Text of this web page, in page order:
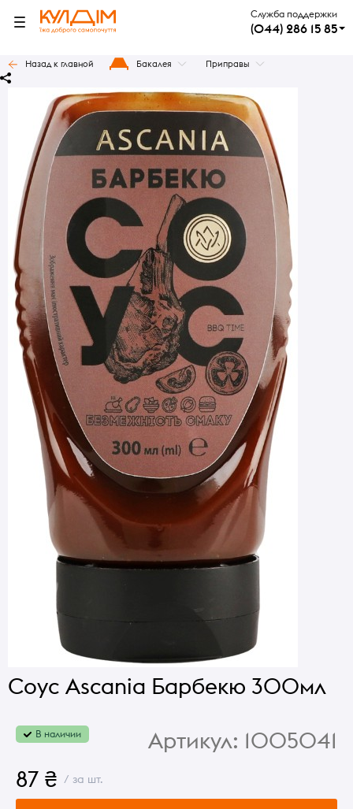
Служба поддержки
(044) 286 15 85
Назад к главной Бакалея Приправы
Соус Ascania Барбекю 300мл
В наличии Артикул: 1005041
87 ₴ / за шт.